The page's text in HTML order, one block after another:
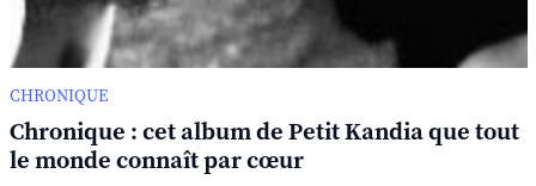
CHRONIQUE
Chronique : cet album de Petit Kandia que tout
le monde connaît par cœur